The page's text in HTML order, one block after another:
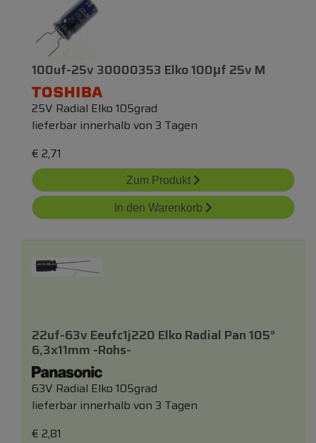
100uf-25v 30000353 Elko 100μf 25v M
25V Radial Elko 105grad
lieferbar innerhalb von 3 Tagen
€ 2,71
Zum Produkt
In den Warenkorb
22uf-63v Eeufc1j220 Elko Radial Pan 105°
6,3x11mm -rohs-
63V Radial Elko 105grad
lieferbar innerhalb von 3 Tagen
€ 2,81